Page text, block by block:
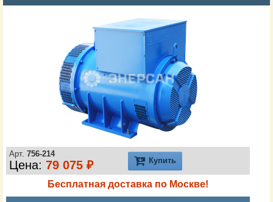
Арт. 756-214
Цена: 79 075 ₽ Купить
Бесплатная доставка по Москве!